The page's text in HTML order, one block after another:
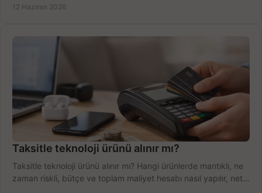
12 Haziran 2026
Taksitle teknoloji ürünü alınır mı?
Taksitle teknoloji ürünü alınır mı? Hangi ürünlerde mantıklı, ne
zaman riskli, bütçe ve toplam maliyet hesabı nasıl yapılır, net